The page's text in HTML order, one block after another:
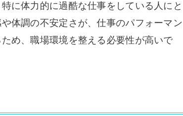
に体力的に過酷な仕事をしている人にと
体調の不安定さが、仕事のパフォーマン
め、職場環境を整える必要性が高いで